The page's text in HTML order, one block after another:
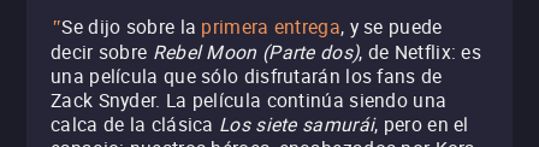
"Se dijo sobre la primera entrega, y se puede
decir sobre Rebel Moon (Parte dos), de Netflix: es
una película que sólo disfrutarán los fans de
Zack Snyder. La película continúa siendo una
calca de la clásica Los siete samurái, pero en el